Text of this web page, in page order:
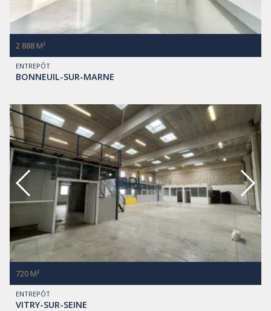
ENTREPÔT
BONNEUIL-SUR-MARNE
2 888 M²
ENTREPÔT
VITRY-SUR-SEINE
720 M²